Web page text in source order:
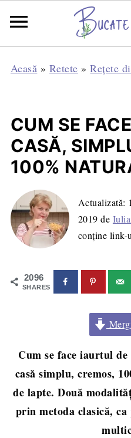
Acasă » Retete »Rețete
CUM SE
CASĂ,
100%
Actualizată:
2019 de
conține link-
2096
SHARES
Cum se face iaurtul
casă simplu, cremos,
de lapte. Două
prin metoda clasică,